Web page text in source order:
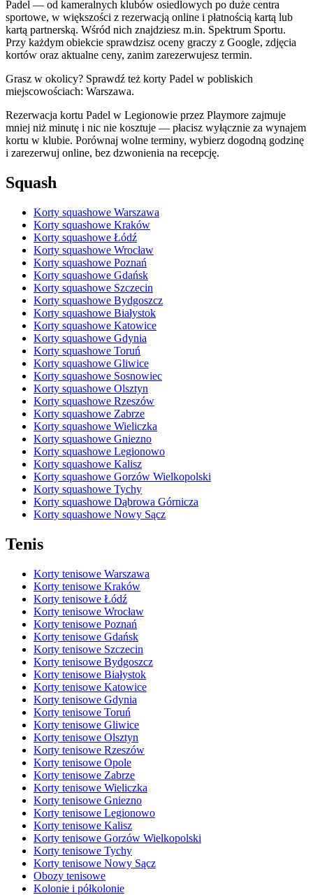
Padel — od kameralnych klubów osiedlowych po duże centra
sportowe, w większości z rezerwacją online i płatnością kartą lub
kartą partnerską. Wśród nich znajdziesz m.in. Spektrum Sportu.
Przy każdym obiekcie sprawdzisz oceny graczy z Google, zdjęcia
kortów oraz aktualne ceny, zanim zarezerwujesz termin.
Grasz w okolicy? Sprawdź też korty Padel w pobliskich
miejscowościach: Warszawa.
Rezerwacja kortu Padel w Legionowie przez Playmore zajmuje
mniej niż minutę i nic nie kosztuje — płacisz wyłącznie za wynajem
kortu w klubie. Porównaj wolne terminy, wybierz dogodną godzinę
i zarezerwuj online, bez dzwonienia na recepcję.
Squash
Korty squashowe Warszawa
Korty squashowe Kraków
Korty squashowe Łódź
Korty squashowe Wrocław
Korty squashowe Poznań
Korty squashowe Gdańsk
Korty squashowe Szczecin
Korty squashowe Bydgoszcz
Korty squashowe Białystok
Korty squashowe Katowice
Korty squashowe Gdynia
Korty squashowe Toruń
Korty squashowe Gliwice
Korty squashowe Sosnowiec
Korty squashowe Olsztyn
Korty squashowe Rzeszów
Korty squashowe Zabrze
Korty squashowe Wieliczka
Korty squashowe Gniezno
Korty squashowe Legionowo
Korty squashowe Kalisz
Korty squashowe Gorzów Wielkopolski
Korty squashowe Tychy
Korty squashowe Dąbrowa Górnicza
Korty squashowe Nowy Sącz
Tenis
Korty tenisowe Warszawa
Korty tenisowe Kraków
Korty tenisowe Łódź
Korty tenisowe Wrocław
Korty tenisowe Poznań
Korty tenisowe Gdańsk
Korty tenisowe Szczecin
Korty tenisowe Bydgoszcz
Korty tenisowe Białystok
Korty tenisowe Katowice
Korty tenisowe Gdynia
Korty tenisowe Toruń
Korty tenisowe Gliwice
Korty tenisowe Olsztyn
Korty tenisowe Rzeszów
Korty tenisowe Opole
Korty tenisowe Zabrze
Korty tenisowe Wieliczka
Korty tenisowe Gniezno
Korty tenisowe Legionowo
Korty tenisowe Kalisz
Korty tenisowe Gorzów Wielkopolski
Korty tenisowe Tychy
Korty tenisowe Nowy Sącz
Obozy tenisowe
Kolonie i półkolonie